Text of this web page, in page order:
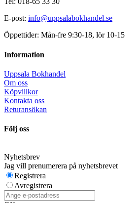
E-post: info@uppsalabokhandel.se
Öppettider: Mån-fre 9:30-18, lör 10-15
Information
Uppsala Bokhandel
Om oss
Köpvillkor
Kontakta oss
Returansökan
Följ oss
Nyhetsbrev
Jag vill prenumerera på nyhetsbrevet
Registrera
Avregistrera